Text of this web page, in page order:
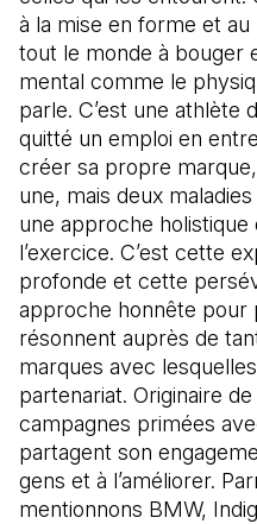
à la mise en forme et
tout le monde à bouger
mental comme le
parle. C’est une athlète
quitté un emploi en
créer sa propre
une, mais deux
une approche holistique
l’exercice. C’est cette
profonde et cette
approche honnête pour
résonnent auprès de
marques avec
partenariat. Originaire
campagnes primées
partagent son
gens et à l’améliorer.
mentionnons BMW,